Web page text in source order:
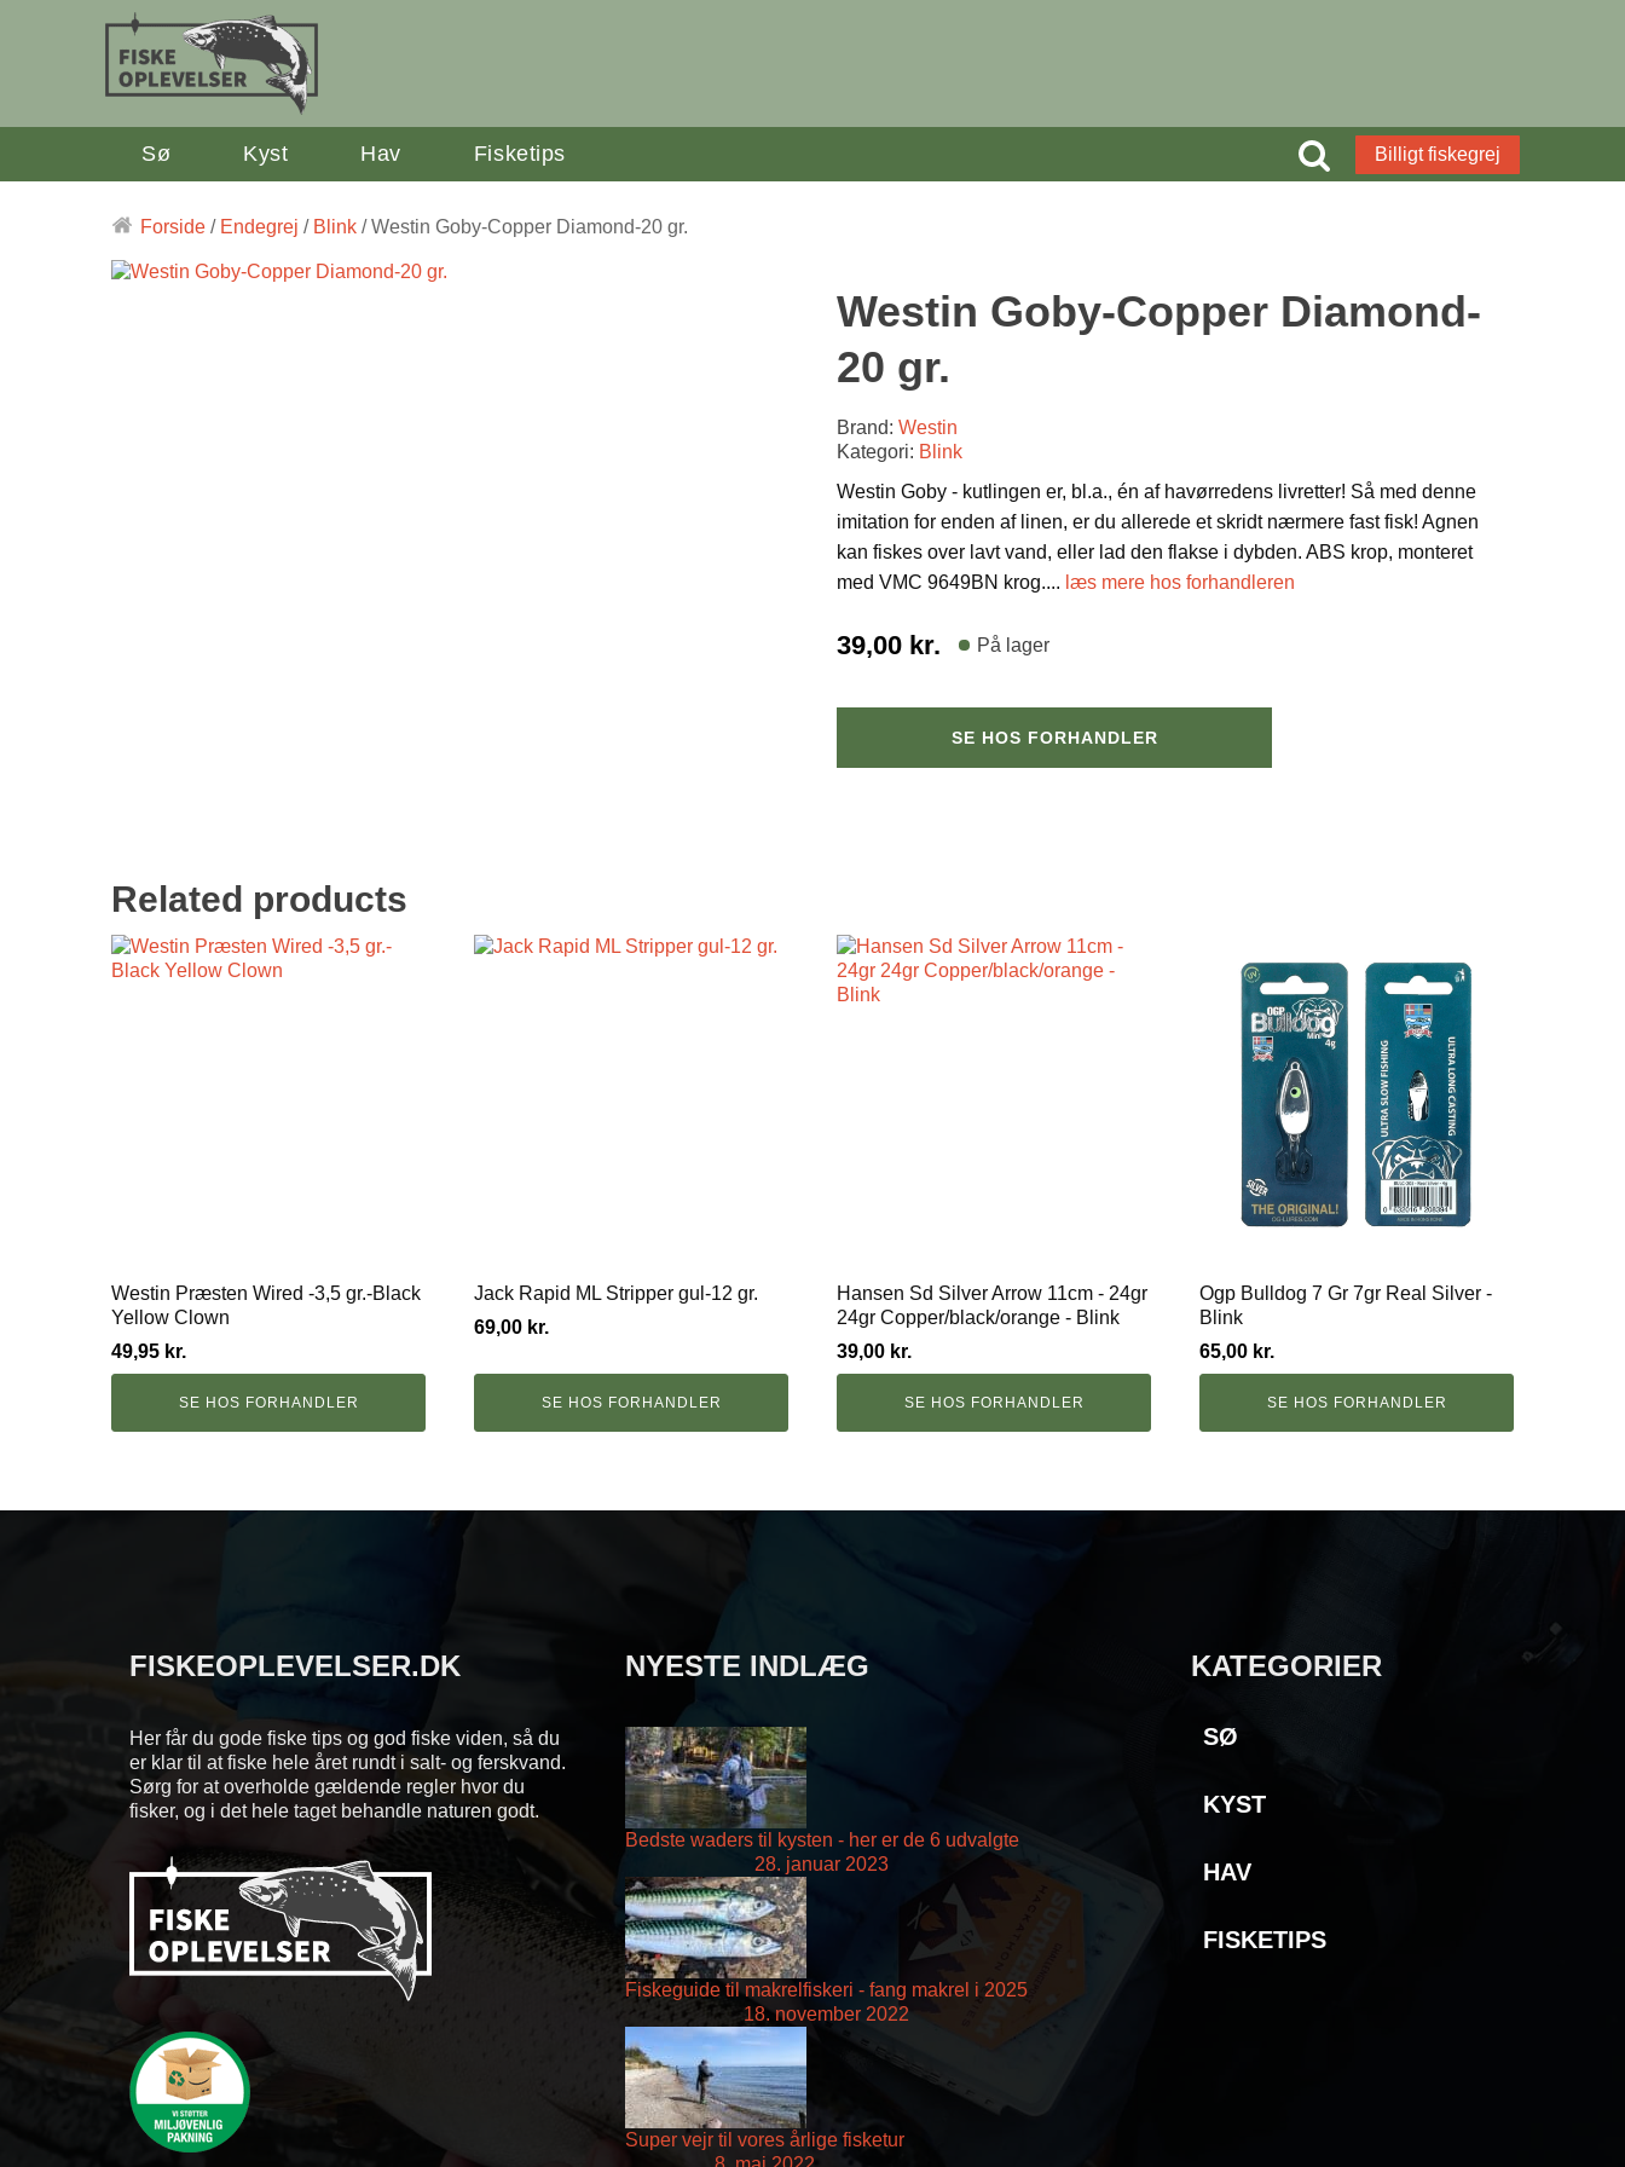
Sø Kyst Hav Fisketips Billigt fiskegrej
Forside / Endegrej / Blink / Westin Goby-Copper Diamond-20 gr.
Westin Goby-Copper Diamond-
20 gr.
Brand: Westin
Kategori: Blink
Westin Goby - kutlingen er, bl.a., én af havørredens livretter! Så med denne
imitation for enden af linen, er du allerede et skridt nærmere fast fisk! Agnen
kan fiskes over lavt vand, eller lad den flakse i dybden. ABS krop, monteret
med VMC 9649BN krog.... læs mere hos forhandleren
39,00 kr. På lager
SE HOS FORHANDLER
Related products
Westin Præsten Wired -3,5 gr.-Black
Yellow Clown
49,95 kr.
SE HOS FORHANDLER
Jack Rapid ML Stripper gul-12 gr.
69,00 kr.
SE HOS FORHANDLER
Hansen Sd Silver Arrow 11cm - 24gr
24gr Copper/black/orange - Blink
39,00 kr.
SE HOS FORHANDLER
Ogp Bulldog 7 Gr 7gr Real Silver -
Blink
65,00 kr.
SE HOS FORHANDLER
FISKEOPLEVELSER.DK
Her får du gode fiske tips og god fiske viden, så du
er klar til at fiske hele året rundt i salt- og ferskvand.
Sørg for at overholde gældende regler hvor du
fisker, og i det hele taget behandle naturen godt.
NYESTE INDLÆG
Bedste waders til kysten - her er de 6 udvalgte
28. januar 2023
Fiskeguide til makrelfiskeri - fang makrel i 2025
18. november 2022
Super vejr til vores årlige fisketur
KATEGORIER
SØ
KYST
HAV
FISKETIPS